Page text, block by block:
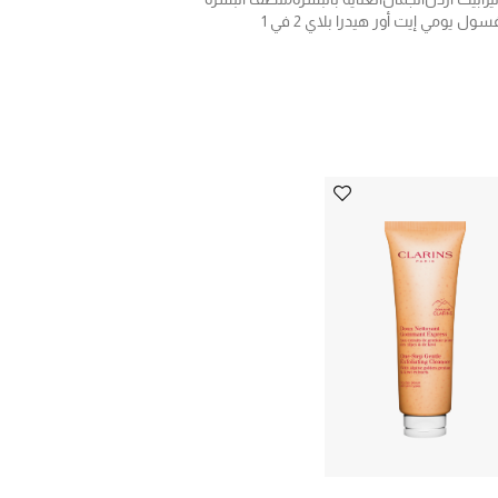
يومي إيت أور هيدرا بلاي 2 في 1